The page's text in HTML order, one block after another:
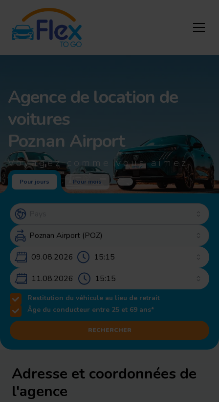
Agence de location de
voitures
Poznan Airport
Voyagez comme vous aimez
Pour jours Pour mois
09.08.2026 – 11.08.2026
11.08.2026
Restitution du véhicule au lieu de retrait
Âge du conducteur entre 25 et 69 ans*
RECHERCHER
Adresse et coordonnées de
l'agence